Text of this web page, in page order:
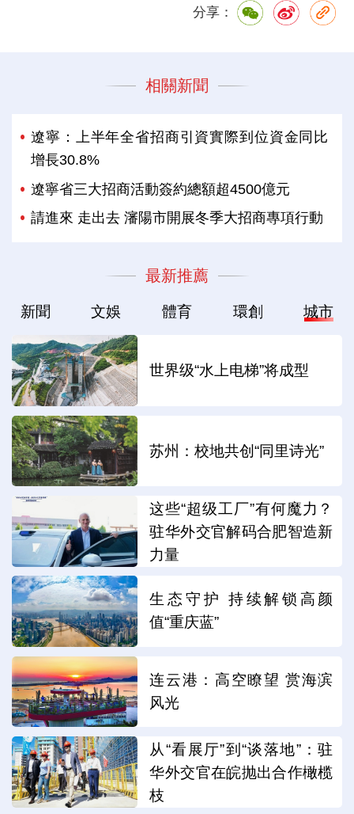
分享：
相關新聞
遼寧：上半年全省招商引資實際到位資金同比
增長30.8%
遼寧省三大招商活動簽約總額超4500億元
請進來 走出去 瀋陽市開展冬季大招商專項行動
最新推薦
新聞 文娛 體育 環創 城市
世界级“水上电梯”将成型
苏州：校地共创“同里诗光”
这些“超级工厂”有何魔力？
驻华外交官解码合肥智造新
力量
生态守护 持续解锁高颜
值“重庆蓝”
连云港：高空瞭望 赏海滨
风光
从“看展厅”到“谈落地”：驻
华外交官在皖抛出合作橄榄
枝